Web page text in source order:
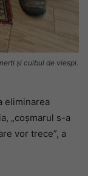
și cuibul de viespi.
eliminarea
„coșmarul s-a
vor trece”, a